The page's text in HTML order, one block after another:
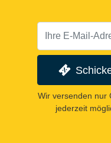
Wir versenden nur
jederzeit